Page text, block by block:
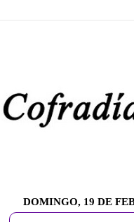
DOMINGO, 19 DE